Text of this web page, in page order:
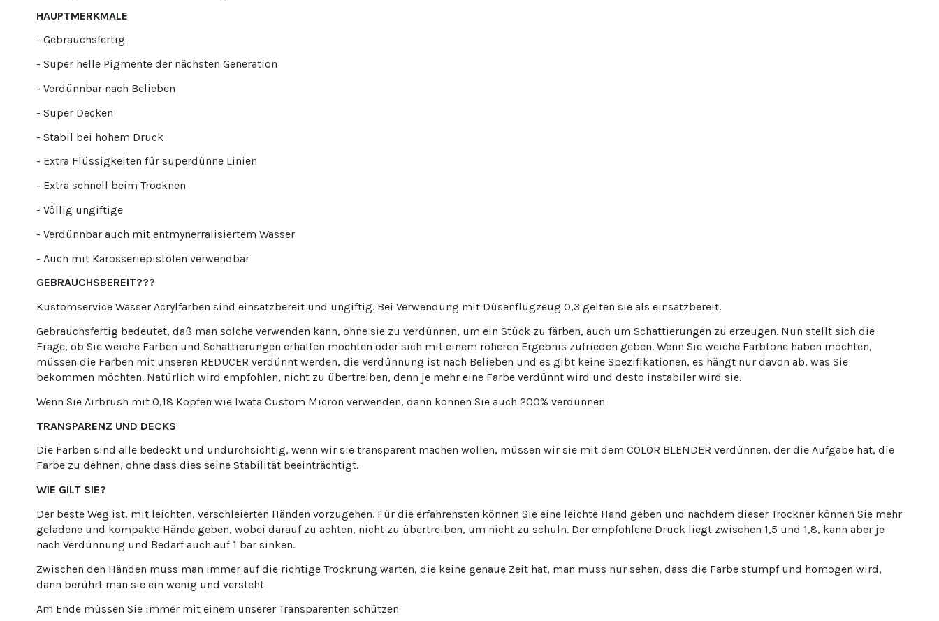
HAUPTMERKMALE
- Gebrauchsfertig
- Super helle Pigmente der nächsten Generation
- Verdünnbar nach Belieben
- Super Decken
- Stabil bei hohem Druck
- Extra Flüssigkeiten für superdünne Linien
- Extra schnell beim Trocknen
- Völlig ungiftige
- Verdünnbar auch mit entmynerralisiertem Wasser
- Auch mit Karosseriepistolen verwendbar
GEBRAUCHSBEREIT???
Kustomservice Wasser Acrylfarben sind einsatzbereit und ungiftig. Bei Verwendung mit Düsenflugzeug 0,3 gelten sie als einsatzbereit.
Gebrauchsfertig bedeutet, daß man solche verwenden kann, ohne sie zu verdünnen, um ein Stück zu färben, auch um Schattierungen zu erzeugen. Nun stellt sich die
Frage, ob Sie weiche Farben und Schattierungen erhalten möchten oder sich mit einem roheren Ergebnis zufrieden geben. Wenn Sie weiche Farbtöne haben möchten,
müssen die Farben mit unseren REDUCER verdünnt werden, die Verdünnung ist nach Belieben und es gibt keine Spezifikationen, es hängt nur davon ab, was Sie
bekommen möchten. Natürlich wird empfohlen, nicht zu übertreiben, denn je mehr eine Farbe verdünnt wird und desto instabiler wird sie.
Wenn Sie Airbrush mit 0,18 Köpfen wie Iwata Custom Micron verwenden, dann können Sie auch 200% verdünnen
TRANSPARENZ UND DECKS
Die Farben sind alle bedeckt und undurchsichtig, wenn wir sie transparent machen wollen, müssen wir sie mit dem COLOR BLENDER verdünnen, der die Aufgabe hat, die
Farbe zu dehnen, ohne dass dies seine Stabilität beeinträchtigt.
WIE GILT SIE?
Der beste Weg ist, mit leichten, verschleierten Händen vorzugehen. Für die erfahrensten können Sie eine leichte Hand geben und nachdem dieser Trockner können Sie mehr
geladene und kompakte Hände geben, wobei darauf zu achten, nicht zu übertreiben, um nicht zu schuln. Der empfohlene Druck liegt zwischen 1,5 und 1,8, kann aber je
nach Verdünnung und Bedarf auch auf 1 bar sinken.
Zwischen den Händen muss man immer auf die richtige Trocknung warten, die keine genaue Zeit hat, man muss nur sehen, dass die Farbe stumpf und homogen wird,
dann berührt man sie ein wenig und versteht
Am Ende müssen Sie immer mit einem unserer Transparenten schützen